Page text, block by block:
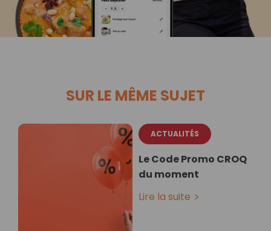
SUR LE MÊME SUJET
ACTUALITÉS
Le Code Promo CROQ
du moment
Lire la suite